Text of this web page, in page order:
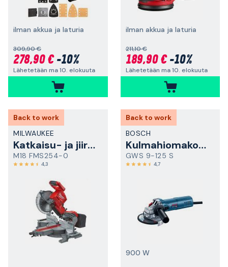
ilman akkua ja laturia
309,90 €
278,90 €-10%
Lähetetään ma 10. elokuuta
ilman akkua ja laturia
211,10 €
189,90 €-10%
Lähetetään ma 10. elokuuta
Back to work
MILWAUKEE
Katkaisu- ja jiirisaha
M18 FMS254-0
4,3
Back to work
BOSCH
Kulmahiomakone
GWS 9-125 S
4,7
900 W